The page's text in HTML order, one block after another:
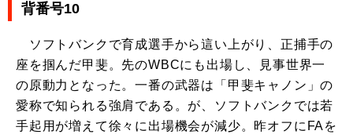
背番号10
ソフトバンクで育成選手から這い上がり、正捕手の
座を掴んだ甲斐。先のWBCにも出場し、見事世界一
の原動力となった。一番の武器は「甲斐キャノン」の
愛称で知られる強肩である。が、ソフトバンクでは若
手起用が増えて徐々に出場機会が減少。昨オフにFAを